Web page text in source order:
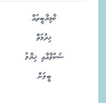
ކާމިޔާބީތައް
ޚިދުމަތް
ޝަކުވާއާއި ޚިޔާލު
ބީލަން